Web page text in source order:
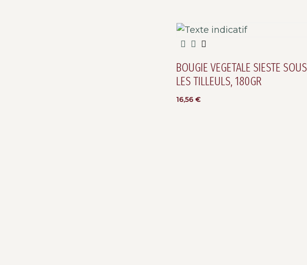
BOUGIE VEGETALE SIESTE SOUS
LES TILLEULS, 180GR
16,56€